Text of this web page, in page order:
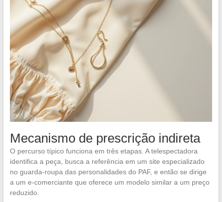
Mecanismo de prescrição indireta
O percurso típico funciona em três etapas. A telespectadora
identifica a peça, busca a referência em um site especializado
no guarda-roupa das personalidades do PAF, e então se dirige
a um e-comerciante que oferece um modelo similar a um preço
reduzido.